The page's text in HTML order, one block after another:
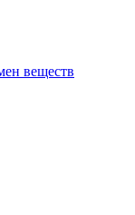
веществ